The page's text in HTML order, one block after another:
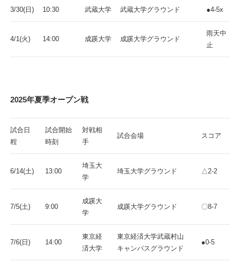
3/30(日) 10:30 武蔵大学 武蔵大学グラウンド ●4-5x
4/1(火) 14:00 成蹊大学 成蹊大学グラウンド
雨天中
止
2025年夏季オープン戦
試合日
程
試合開始
時刻
対戦相
手
試合会場 スコア
6/14(土) 13:00
埼玉大
学
埼玉大学グラウンド △2-2
7/5(土) 9:00
成蹊大
学
成蹊大学グラウンド 〇8-7
7/6(日) 14:00
東京経
済大学
東京経済大学武蔵村山
キャンパスグラウンド
●0-5